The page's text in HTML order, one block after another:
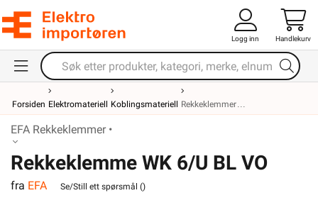
Logg inn Handlekurv
Forsiden Elektromateriell Koblingsmateriell Rekkeklemmer
EFA Rekkeklemmer •
Rekkeklemme WK 6/U BL VO
fra EFA Se/Still ett spørsmål ()